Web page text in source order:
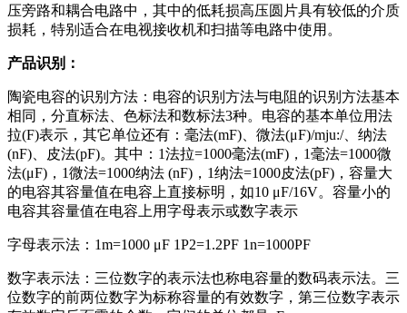
压旁路和耦合电路中，其中的低耗损高压圆片具有较低的介质
损耗，特别适合在电视接收机和扫描等电路中使用。
产品识别：
陶瓷电容的识别方法：电容的识别方法与电阻的识别方法基本
相同，分直标法、色标法和数标法3种。电容的基本单位用法
拉(F)表示，其它单位还有：毫法(mF)、微法(μF)/mju:/、纳法
(nF)、皮法(pF)。其中：1法拉=1000毫法(mF)，1毫法=1000微
法(μF)，1微法=1000纳法 (nF)，1纳法=1000皮法(pF)，容量大
的电容其容量值在电容上直接标明，如10 μF/16V。容量小的
电容其容量值在电容上用字母表示或数字表示
字母表示法：1m=1000 μF 1P2=1.2PF 1n=1000PF
数字表示法：三位数字的表示法也称电容量的数码表示法。三
位数字的前两位数字为标称容量的有效数字，第三位数字表示